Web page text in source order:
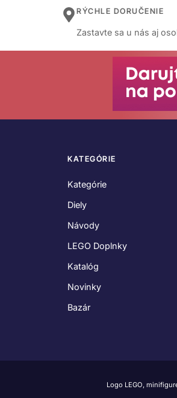
RÝCHLE DORUČENIE
Zastavte sa u nás aj
KATEGÓRIE
Kategórie
Diely
Návody
LEGO Doplnky
Katalóg
Novinky
Bazár
Logo LEGO,